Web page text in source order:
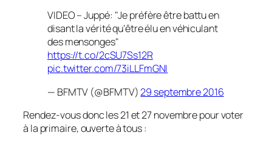
VIDEO – Juppé: "Je préfère être battu en
disant la vérité qu’être élu en véhiculant
des mensonges"
https://t.co/2cSU7Ss12R
pic.twitter.com/73iLLFmGNI
— BFMTV (@BFMTV)29 septembre 2016
Rendez-vous donc les 21 et 27 novembre pour voter
à la primaire, ouverte à tous :